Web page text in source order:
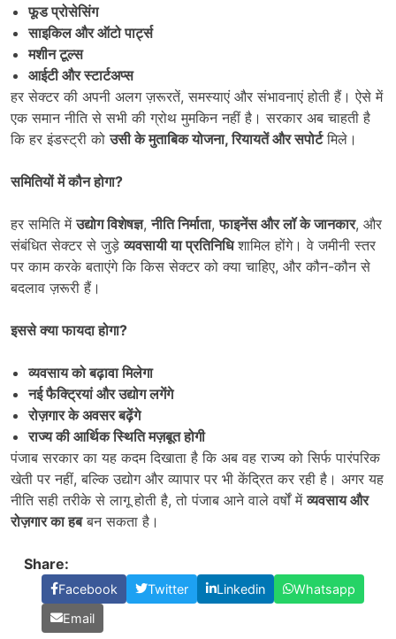
फूड प्रोसेसिंग
साइकिल और ऑटो पार्ट्स
मशीन टूल्स
आईटी और स्टार्टअप्स
हर सेक्टर की अपनी अलग ज़रूरतें, समस्याएं और संभावनाएं होती हैं। ऐसे में
एक समान नीति से सभी की ग्रोथ मुमकिन नहीं है। सरकार अब चाहती है
कि हर इंडस्ट्री कोउसी के मुताबिक योजना,रियायतें और सपोर्टमिले।
समितियों में कौन होगा?
हर समिति मेंउद्योग विशेषज्ञ,नीति निर्माता,फाइनेंस और लॉ के जानकार, और
संबंधित सेक्टर से जुड़ेव्यवसायी या प्रतिनिधिशामिल होंगे। वे जमीनी स्तर
पर काम करके बताएंगे कि किस सेक्टर को क्या चाहिए, और कौन-कौन से
बदलाव ज़रूरी हैं।
इससे क्या फायदा होगा?
व्यवसाय को बढ़ावा मिलेगा
नई फैक्ट्रियां और उद्योग लगेंगे
रोज़गार के अवसर बढ़ेंगे
राज्य की आर्थिक स्थिति मज़बूत होगी
पंजाब सरकार का यह कदम दिखाता है कि अब वह राज्य को सिर्फ पारंपरिक
खेती पर नहीं, बल्कि उद्योग और व्यापार पर भी केंद्रित कर रही है। अगर यह
नीति सही तरीके से लागू होती है, तो पंजाब आने वाले वर्षों मेंव्यवसाय और
रोज़गार का हबबन सकता है।
Share:
Facebook Twitter Linkedin
Whatsapp
Email